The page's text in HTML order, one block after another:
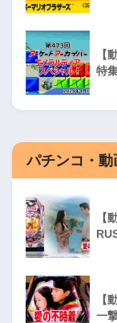
【
特
パチンコ・動
【
【
一